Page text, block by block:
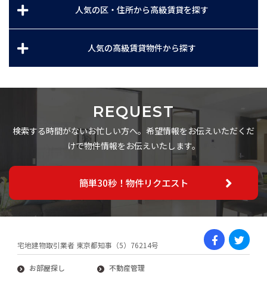
人気の区・住所から高級賃貸を探す
人気の高級賃貸物件から探す
REQUEST
検索する時間がないお忙しい方へ。希望情報をお伝えいただくだ
けで物件情報をお伝えいたします。
簡単30秒！物件リクエスト
宅地建物取引業者 東京都知事（5）76214号
お部屋探し
不動産管理